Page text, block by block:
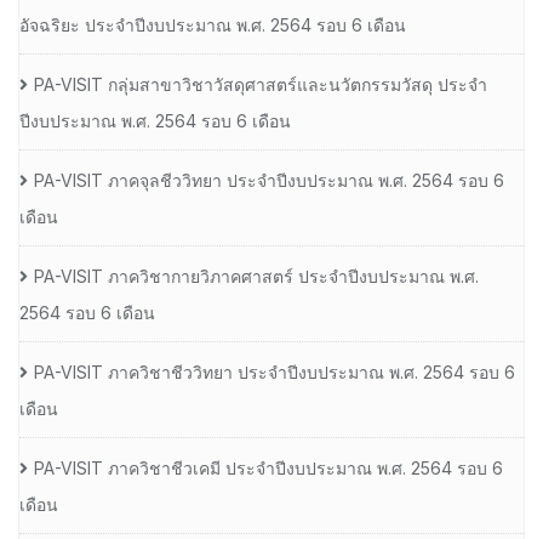
อัจฉริยะ ประจำปีงบประมาณ พ.ศ. 2564 รอบ 6 เดือน
PA-VISIT กลุ่มสาขาวิชาวัสดุศาสตร์และนวัตกรรมวัสดุ ประจำ
ปีงบประมาณ พ.ศ. 2564 รอบ 6 เดือน
PA-VISIT ภาคจุลชีววิทยา ประจำปีงบประมาณ พ.ศ. 2564 รอบ 6
เดือน
PA-VISIT ภาควิชากายวิภาคศาสตร์ ประจำปีงบประมาณ พ.ศ.
2564 รอบ 6 เดือน
PA-VISIT ภาควิชาชีววิทยา ประจำปีงบประมาณ พ.ศ. 2564 รอบ 6
เดือน
PA-VISIT ภาควิชาชีวเคมี ประจำปีงบประมาณ พ.ศ. 2564 รอบ 6
เดือน